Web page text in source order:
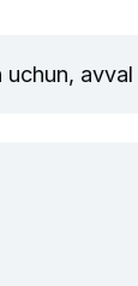
uchun, avval